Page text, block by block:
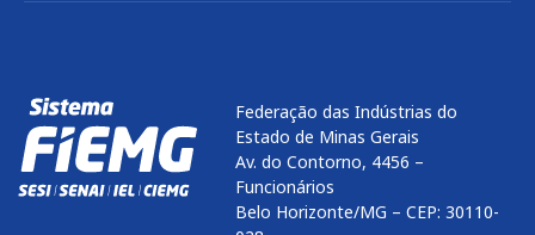
Federação das Indústrias do
Estado de Minas Gerais
Av. do Contorno, 4456 –
Funcionários
Belo Horizonte/MG – CEP: 30110-